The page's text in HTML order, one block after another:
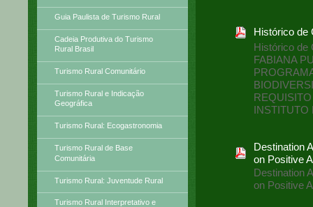
Guia Paulista de Turismo Rural
Cadeia Produtiva do Turismo
Rural Brasil
Turismo Rural Comunitário
Turismo Rural e Indicação
Geográfica
Turismo Rural: Ecogastronomia
Turismo Rural de Base
Comunitária
Turismo Rural: Juventude Rural
Turismo Rural Interpretativo e
Histórico de
Histórico de
FABIANA
INSTITUTO
Destination
on Positive
Destination
on Positive